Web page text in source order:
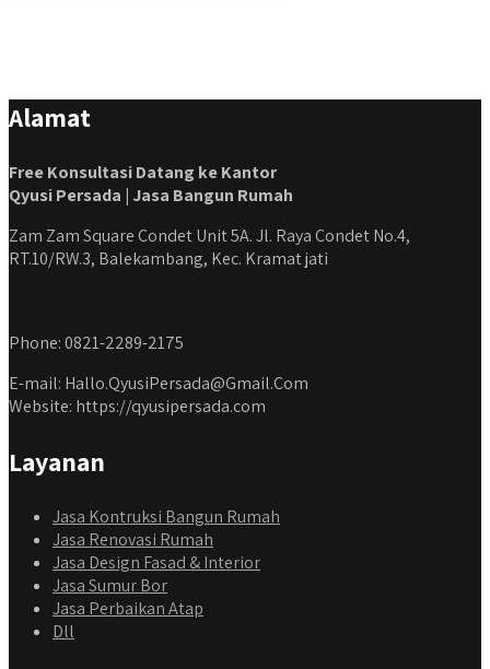
Alamat
Free Konsultasi Datang ke Kantor
Qyusi Persada | Jasa Bangun Rumah
Zam Zam Square Condet Unit 5A. Jl. Raya Condet No.4,
RT.10/RW.3, Balekambang, Kec. Kramat jati
Phone: 0821-2289-2175
E-mail: Hallo.QyusiPersada@Gmail.Com
Website: https://qyusipersada.com
Layanan
Jasa Kontruksi Bangun Rumah
Jasa Renovasi Rumah
Jasa Design Fasad & Interior
Jasa Sumur Bor
Jasa Perbaikan Atap
Dll